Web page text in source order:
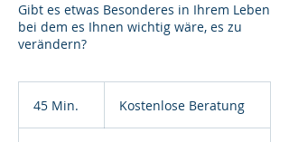
Gibt es etwas Besonderes in Ihrem Leben
bei dem es Ihnen wichtig wäre, es zu
verändern?
45 Min. Kostenlose Beratung